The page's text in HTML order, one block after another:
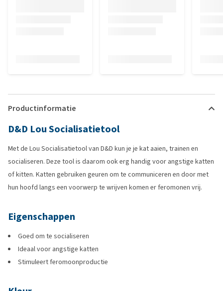
Productinformatie
D&D Lou Socialisatietool
Met de Lou Socialisatietool van D&D kun je je kat aaien, trainen en
socialiseren. Deze tool is daarom ook erg handig voor angstige katten
of kitten. Katten gebruiken geuren om te communiceren en door met
hun hoofd langs een voorwerp te wrijven komen er feromonen vrij.
Eigenschappen
Goed om te socialiseren
Ideaal voor angstige katten
Stimuleert feromoonproductie